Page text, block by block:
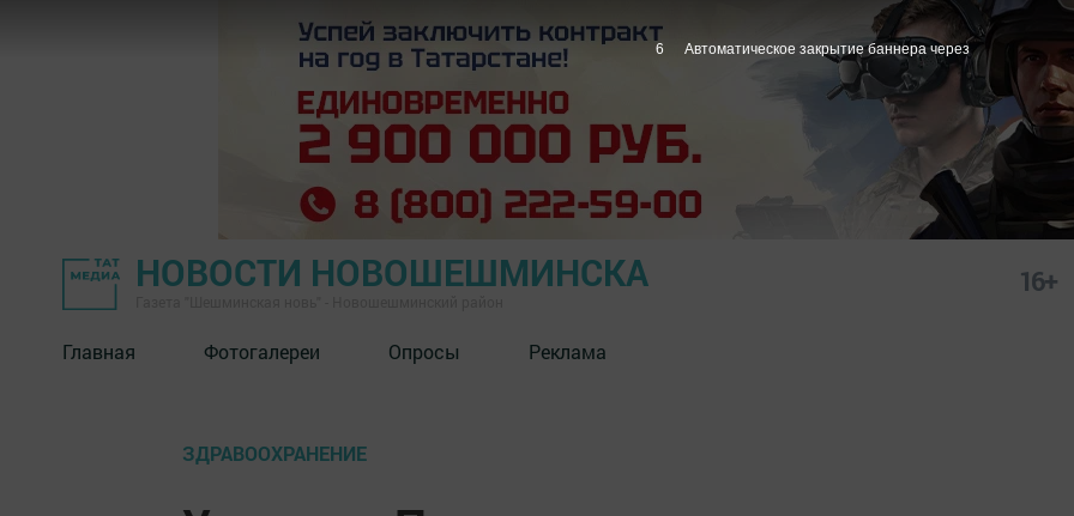
НОВОСТИ НОВОШЕШМИНСКА 16+
Главная Фотогалереи Опросы Реклама
ЗДРАВООХРАНЕНИЕ
5 Автоматическое закрытие баннера через